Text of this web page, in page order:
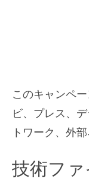
このキャンペ
ビ、プレス、
トワーク、外
技術フ